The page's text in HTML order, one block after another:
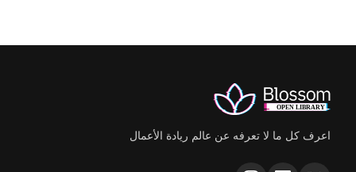
اعرف كل ما لا تعرفه عن عالم ريادة الأعمال